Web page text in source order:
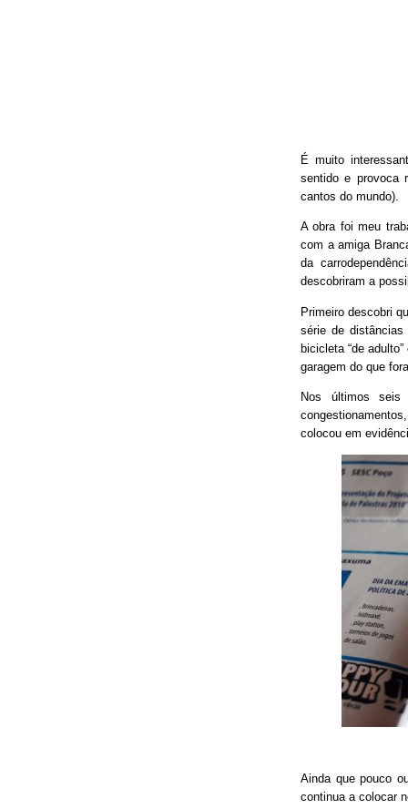
É muito
sentido e provoca
cantos do mundo).
A obra foi meu
com a amiga
da
descobriram a
Primeiro descobri
série de distâncias
bicicleta “de
garagem do que
Nos últimos seis
colocou em
Ainda que pouco
continua a colocar